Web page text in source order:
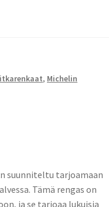
, Michelin
suunniteltu tarjoamaan
Tämä rengas on
ja se tarjoaa lukuisia